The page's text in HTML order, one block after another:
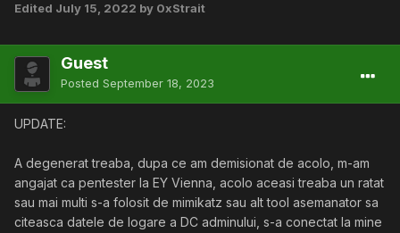
Edited July 15, 2022 by 0xStrait
Guest
Posted September 18, 2023
UPDATE:
A degenerat treaba, dupa ce am demisionat de acolo, m-am
angajat ca pentester la EY Vienna, acolo aceasi treaba un ratat
sau mai multi s-a folosit de mimikatz sau alt tool asemanator sa
citeasca datele de logare a DC adminului, s-a conectat la mine